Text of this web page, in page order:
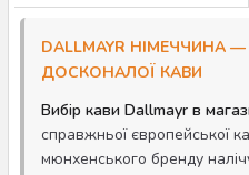
DALLMAYR
ДОСКОНАЛОЇ КАВИ
Вибір кави Dallmayr в
справжньої європейської
мюнхенського бренду